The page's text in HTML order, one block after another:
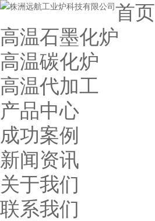
首页
高温石墨化炉
高温碳化炉
高温代加工
产品中心
成功案例
新闻资讯
关于我们
联系我们